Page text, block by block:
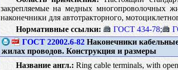
закрепляемые на медных многопроволочных
наконечники для автотракторного,
Нормативные ссылки:
ГОСТ 434-78;
ГОСТ 22002.6-82Наконечники
жилах проводов. Конструкция и размеры
Название англ.: Ring cable terminals, with